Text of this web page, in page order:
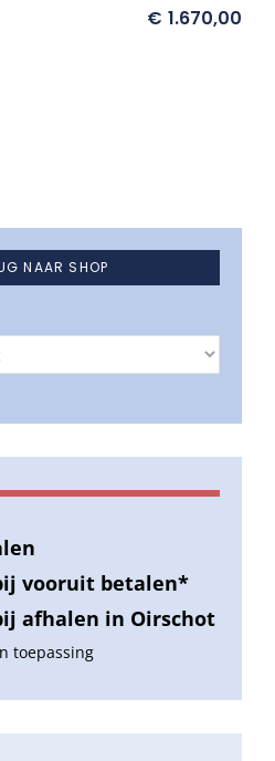
€ 1.670,00
NAAR SHOP
vooruit betalen*
afhalen in Oirschot
toepassing